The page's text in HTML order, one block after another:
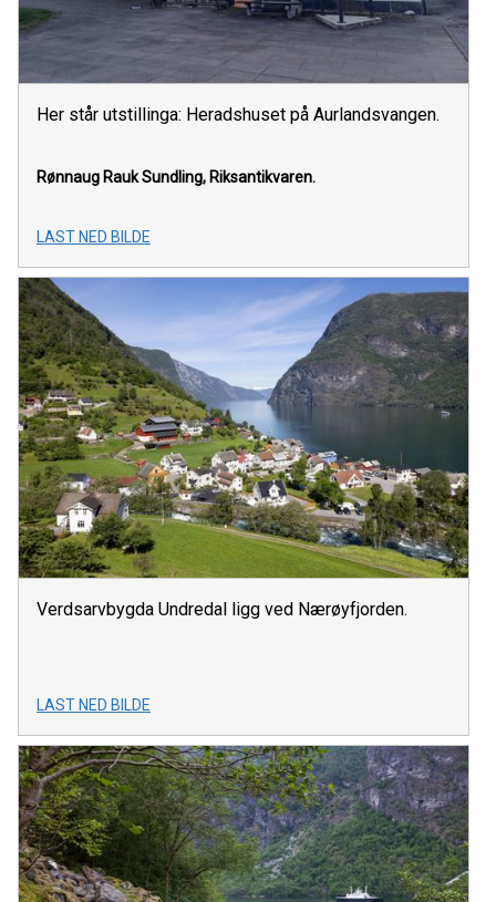
Her står utstillinga: Heradshuset på Aurlandsvangen.
Rønnaug Rauk Sundling, Riksantikvaren.
LAST NED BILDE
Verdsarvbygda Undredal ligg ved Nærøyfjorden.
LAST NED BILDE